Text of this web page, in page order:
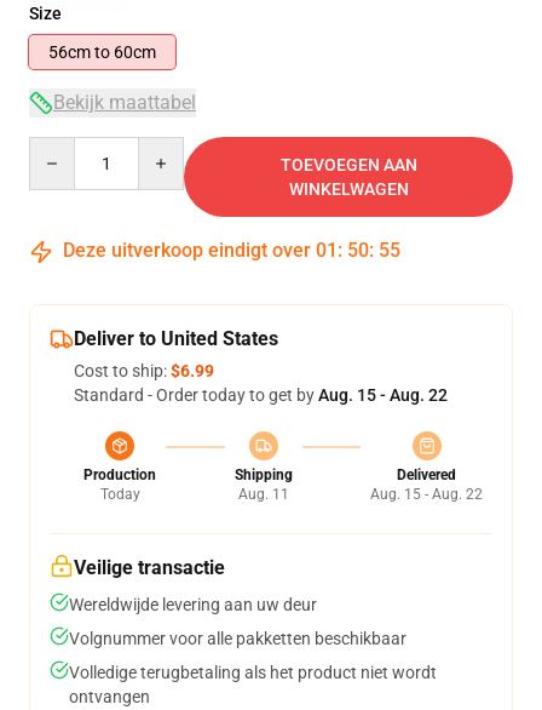
Size
56cm to 60cm
Bekijk maattabel
TOEVOEGEN AAN
WINKELWAGEN
Deze uitverkoop eindigt over 01 : 50: 54
Deliver to United States
Cost to ship:$6.99
Standard - Order today to get byAug. 15 - Aug. 22
Production
Today
Shipping
Aug. 11
Delivered
Aug. 15 - Aug. 22
Veilige transactie
Wereldwijde levering aan uw deur
Volgnummer voor alle pakketten beschikbaar
Volledige terugbetaling als het product niet wordt
ontvangen